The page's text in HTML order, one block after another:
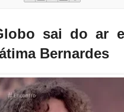
sai do ar
Bernardes